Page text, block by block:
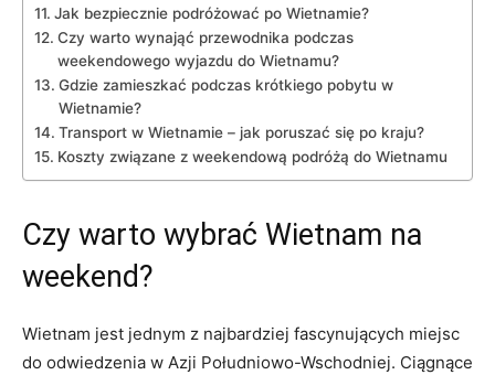
Jak bezpiecznie podróżować po Wietnamie?
Czy ‍warto wynająć przewodnika podczas‍
weekendowego wyjazdu⁤ do‍ Wietnamu?
Gdzie zamieszkać podczas krótkiego pobytu‌ w
Wietnamie?
Transport w Wietnamie – jak ‌poruszać się po kraju?
Koszty związane z weekendową podróżą⁤ do ⁣Wietnamu
Czy warto wybrać Wietnam na
weekend?
Wietnam ⁢jest jednym ⁣z najbardziej fascynujących‍ miejsc
do ⁢odwiedzenia w‍ Azji Południowo-Wschodniej. Ciągnące⁤